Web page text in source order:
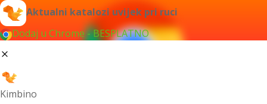
Aktualni katalozi uvijek pri ruci
Dodaj u Chrome - BESPLATNO
Kimbino